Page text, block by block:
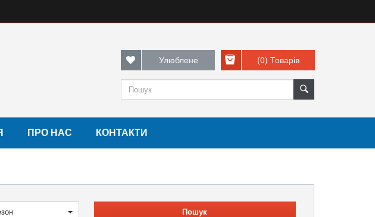
Улюблене (0) Товарів
ПРО НАС КОНТАКТИ
Пошук